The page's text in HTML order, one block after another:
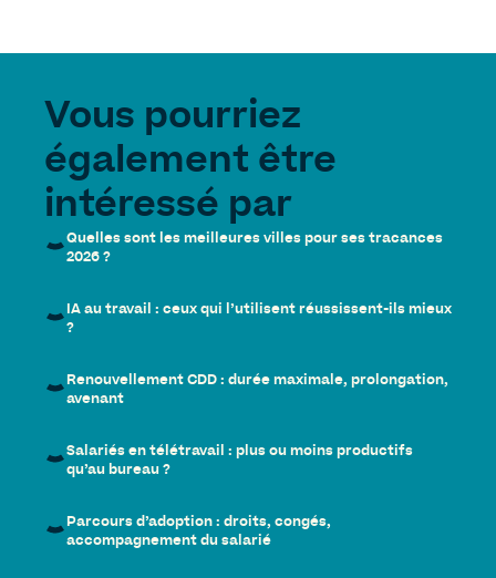
Vous pourriez
également être
intéressé par
Quelles sont les meilleures villes pour ses tracances
2026 ?
IA au travail : ceux qui l’utilisent réussissent-ils mieux
?
Renouvellement CDD : durée maximale, prolongation,
avenant
Salariés en télétravail : plus ou moins productifs
qu’au bureau ?
Parcours d’adoption : droits, congés,
accompagnement du salarié